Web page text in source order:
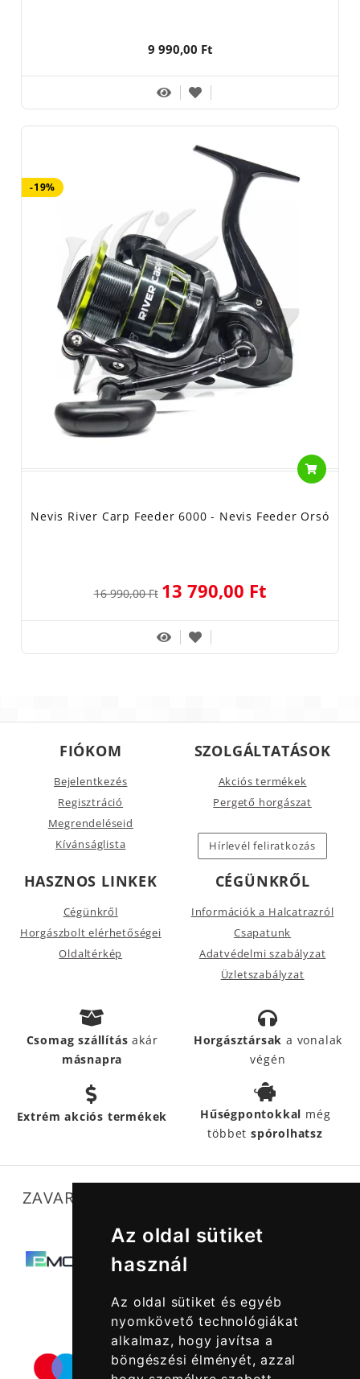
Az oldal sütiket
használ
Az oldal sütiket és egyéb
nyomkövető technológiákat
alkalmaz, hogy javítsa a
böngészési élményét, azzal
9 990,00 Ft
-19%
Nevis River Carp Feeder 6000 - Nevis Feeder Orsó
16 990,00 Ft 13 790,00 Ft
FIÓKOM
Bejelentkezés
Regisztráció
Megrendeléseid
Kívánságlista
SZOLGÁLTATÁSOK
Akciós termékek
Pergető horgászat
Hírlevél feliratkozás
HASZNOS LINKEK
Cégünkről
Horgászbolt elérhetőségei
Oldaltérkép
CÉGÜNKRŐL
Információk a Halcatrazról
Csapatunk
Adatvédelmi szabályzat
Üzletszabályzat
Csomag szállításakár
másnapra
Horgásztársak a vonalak
végén
Extrém akciós termékek Hűségpontokkal még
többetspórolhatsz
ZAVARTALAN MŰKÖDÉSÜNKET SEGÍTIK